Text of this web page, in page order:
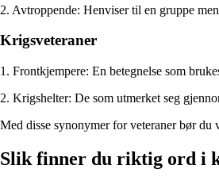
2. Avtroppende: Henviser til en gruppe
Krigsveteraner
1. Frontkjempere: En betegnelse som
2. Krigshelter: De som utmerket seg
Med disse synonymer for veteraner bør
Slik finner du riktig ord i